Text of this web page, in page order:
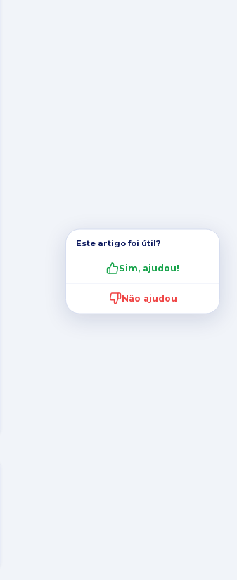
Este artigo foi útil?
Sim, ajudou!
Não ajudou